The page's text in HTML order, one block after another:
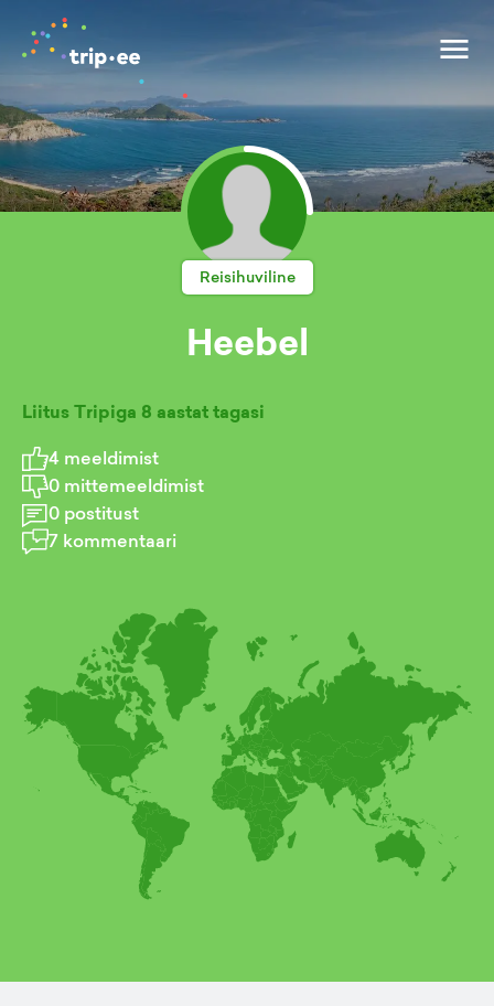
Reisihuviline
Heebel
Liitus Tripiga 8 aastat tagasi
4 meeldimist
0 mittemeeldimist
0 postitust
7 kommentaari